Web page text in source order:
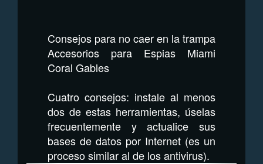
Consejos para no caer en la trampa
Accesorios para Espias Miami
Coral Gables
Cuatro consejos: instale al menos
dos de estas herramientas, úselas
frecuentemente y actualice sus
bases de datos por Internet (es un
proceso similar al de los antivirus).